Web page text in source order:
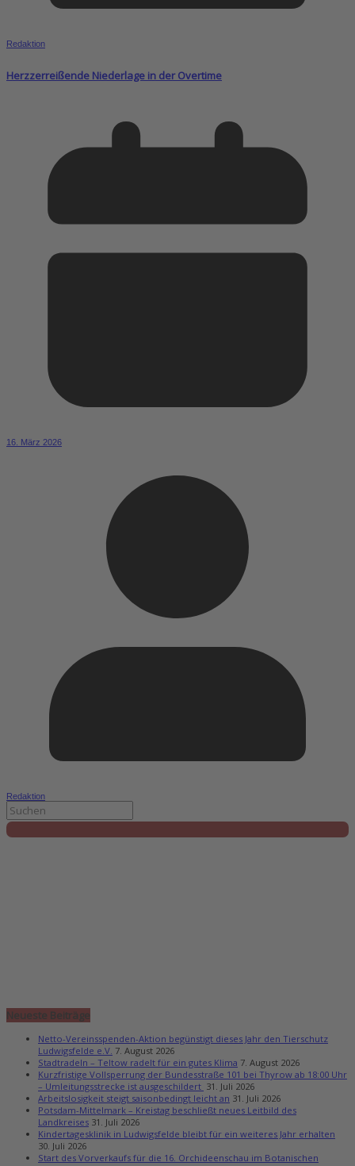
Redaktion
Herzzerreißende Niederlage in der Overtime
16. März 2026
Redaktion
Neueste Beiträge
Netto-Vereinsspenden-Aktion begünstigt dieses Jahr den Tierschutz
Ludwigsfelde e.V. 7. August 2026
Stadtradeln – Teltow radelt für ein gutes Klima 7. August 2026
Kurzfristige Vollsperrung der Bundesstraße 101 bei Thyrow ab 18:00 Uhr
– Umleitungsstrecke ist ausgeschildert 31. Juli 2026
Arbeitslosigkeit steigt saisonbedingt leicht an 31. Juli 2026
Potsdam-Mittelmark – Kreistag beschließt neues Leitbild des
Landkreises 31. Juli 2026
Kindertagesklinik in Ludwigsfelde bleibt für ein weiteres Jahr erhalten
30. Juli 2026
Start des Vorverkaufs für die 16. Orchideenschau im Botanischen